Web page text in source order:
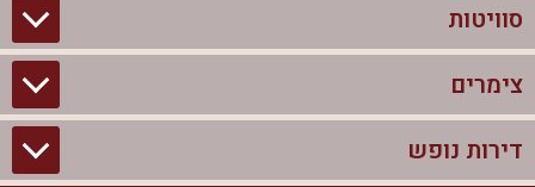
וילות בצפון
וילות להשכרה
סוויטות
סוויטות בצפון
צימרים לזוגות עם בריכה פרטית
צימרים
צימרים בצפון
דירות נופש